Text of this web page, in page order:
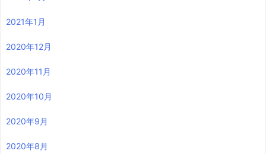
2021年1月
2020年12月
2020年11月
2020年10月
2020年9月
2020年8月